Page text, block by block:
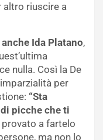
altro riuscire a
Ida Platano,
nulla. Così la De
per
“Sta
picche che ti
provato a fartelo
ma non lo